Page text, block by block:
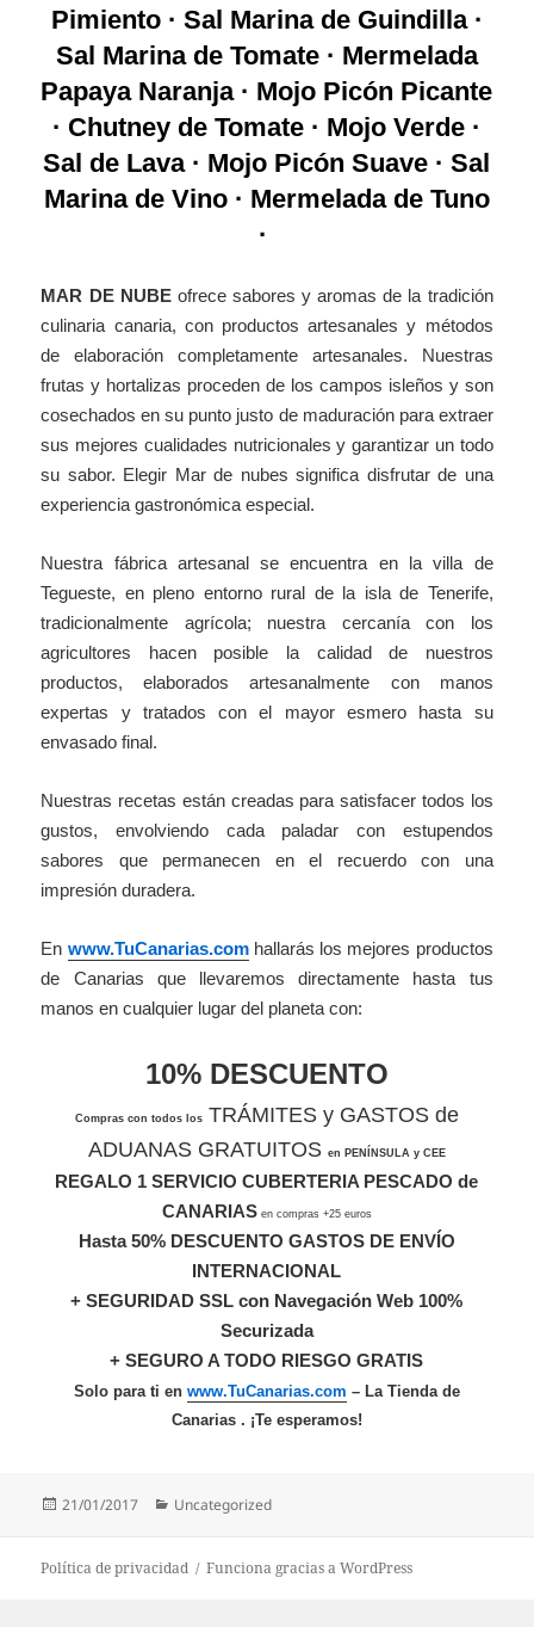
Pimiento · Sal Marina de Guindilla ·
Sal Marina de Tomate · Mermelada
Papaya Naranja · Mojo Picón Picante
· Chutney de Tomate · Mojo Verde ·
Sal de Lava · Mojo Picón Suave · Sal
Marina de Vino · Mermelada de Tuno
·
MAR DE NUBEofrece sabores y aromas de la tradición
culinaria canaria, con productos artesanales y métodos
de elaboración completamente artesanales. Nuestras
frutas y hortalizas proceden de los campos isleños y son
cosechados en su punto justo de maduración para extraer
sus mejores cualidades nutricionales y garantizar un todo
su sabor. Elegir Mar de nubes significa disfrutar de una
experiencia gastronómica especial.
Nuestra fábrica artesanal se encuentra en la villa de
Tegueste, en pleno entorno rural de la isla de Tenerife,
tradicionalmente agrícola; nuestra cercanía con los
agricultores hacen posible la calidad de nuestros
productos, elaborados artesanalmente con manos
expertas y tratados con el mayor esmero hasta su
envasado final.
Nuestras recetas están creadas para satisfacer todos los
gustos, envolviendo cada paladar con estupendos
sabores que permanecen en el recuerdo con una
impresión duradera.
En www.TuCanarias.com hallarás los mejores productos
de Canarias que llevaremos directamente hasta tus
manos en cualquier lugar del planeta con:
10% DESCUENTO
Compras con todos los TRÁMITES y GASTOS de
ADUANAS GRATUITOS en PENÍNSULA y CEE
REGALO 1 SERVICIO CUBERTERIA PESCADO de
CANARIAS en compras +25 euros
Hasta 50% DESCUENTO GASTOS DE ENVÍO
INTERNACIONAL
+ SEGURIDAD SSL con Navegación Web 100%
Securizada
+ SEGURO A TODO RIESGO GRATIS
Solo para ti en www.TuCanarias.com – La Tienda de
Canarias . ¡Te esperamos!
Publicado
21/01/2017 Categorías
Uncategorized
Política de privacidad Funciona gracias a WordPress